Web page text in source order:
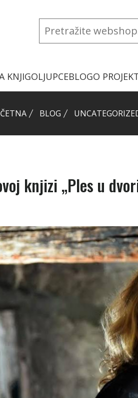
KNJIGOLJUPCEBLOGO
BLOG
knjizi „Ples u